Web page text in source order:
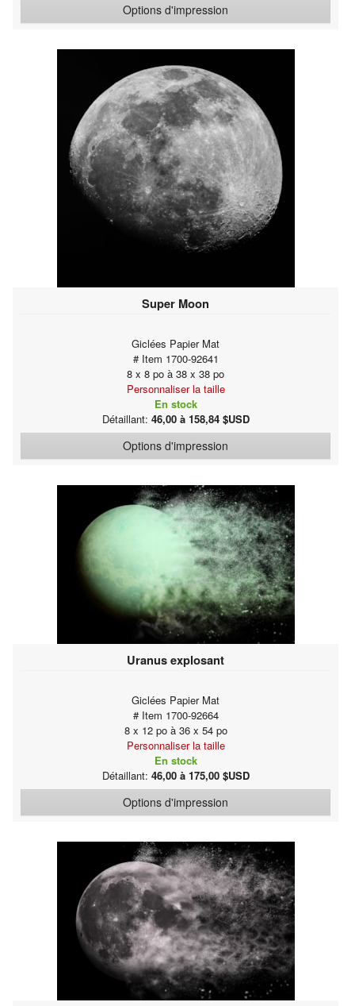
Options d'impression
Super Moon
Giclées Papier Mat
# Item 1700-92641
8 x 8 po à 38 x 38 po
Personnaliser la taille
En stock
Détaillant: 46,00 à 158,84 $USD
Options d'impression
Uranus explosant
Giclées Papier Mat
# Item 1700-92664
8 x 12 po à 36 x 54 po
Personnaliser la taille
En stock
Détaillant: 46,00 à 175,00 $USD
Options d'impression